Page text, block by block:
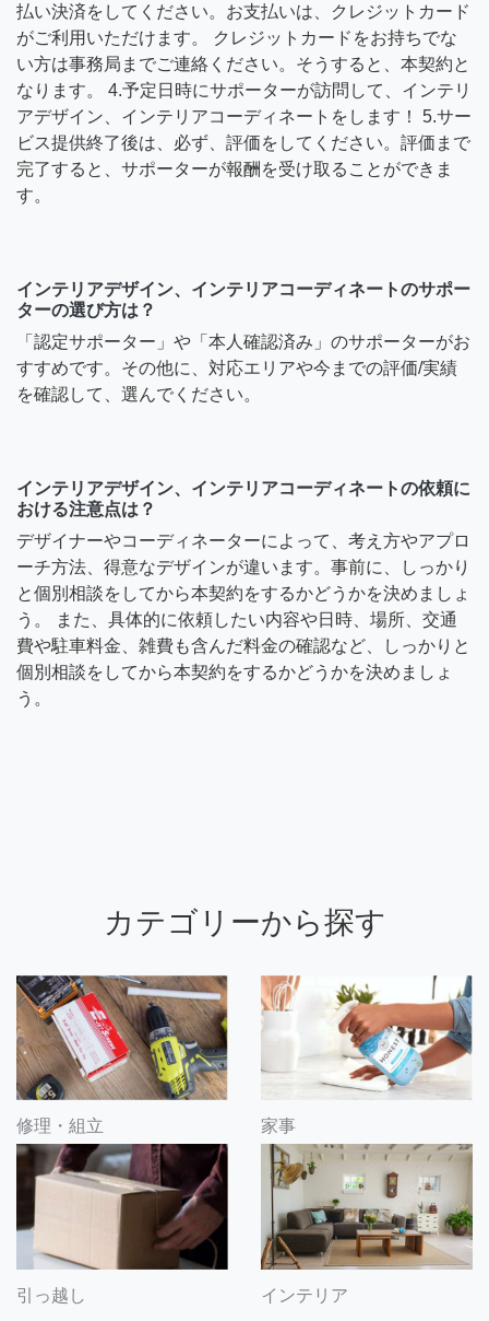
払い決済をしてください。お支払いは、クレジットカード
がご利用いただけます。 クレジットカードをお持ちでな
い方は事務局までご連絡ください。そうすると、本契約と
なります。 4.予定日時にサポーターが訪問して、インテリ
アデザイン、インテリアコーディネートをします！ 5.サー
ビス提供終了後は、必ず、評価をしてください。評価まで
完了すると、サポーターが報酬を受け取ることができま
す。
インテリアデザイン、インテリアコーディネートのサポー
ターの選び方は？
「認定サポーター」や「本人確認済み」のサポーターがお
すすめです。その他に、対応エリアや今までの評価/実績
を確認して、選んでください。
インテリアデザイン、インテリアコーディネートの依頼に
おける注意点は？
デザイナーやコーディネーターによって、考え方やアプロ
ーチ方法、得意なデザインが違います。事前に、しっかり
と個別相談をしてから本契約をするかどうかを決めましょ
う。 また、具体的に依頼したい内容や日時、場所、交通
費や駐車料金、雑費も含んだ料金の確認など、しっかりと
個別相談をしてから本契約をするかどうかを決めましょ
う。
カテゴリーから探す
修理・組立 家事
引っ越し インテリア